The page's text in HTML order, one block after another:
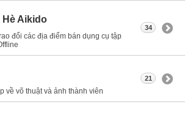
Hè Aikido
đổi các địa điểm bán dụng cụ tập
34
về võ thuật và ảnh thành viên
21